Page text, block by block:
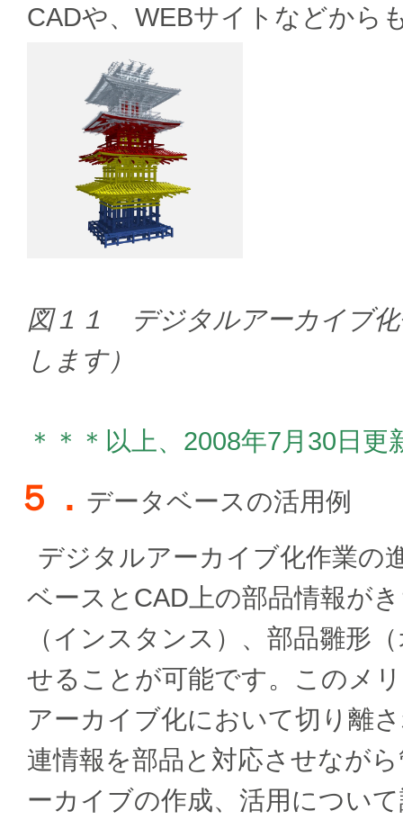
CADや、WEBサイトなどから
図１１ デジタルアーカイブ化
します）
＊＊＊以上、2008年7月30日更
５． データベースの活用例
デジタルアーカイブ化作業の
ベースとCAD上の部品情報が
（インスタンス）、部品雛形
せることが可能です。このメ
アーカイブ化において切り離
連情報を部品と対応させなが
ーカイブの作成、活用につい